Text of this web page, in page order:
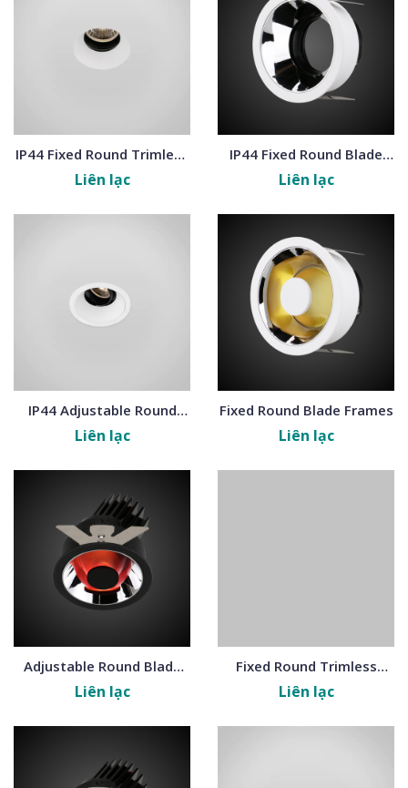
IP44 Fixed Round Trimless
Frames
Liên lạc
IP44 Fixed Round Blade
Frames
Liên lạc
IP44 Adjustable Round
Spring Frames
Liên lạc
Fixed Round Blade Frames
Liên lạc
Adjustable Round Blade
Frames
Liên lạc
Fixed Round Trimless
Frames
Liên lạc